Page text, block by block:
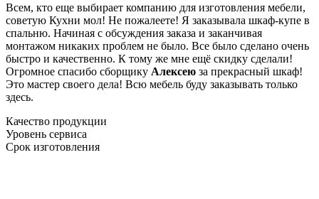
Всем, кто еще выбирает компанию для изготовления мебели,
советую Кухни мол! Не пожалеете! Я заказывала шкаф-купе в
спальню. Начиная с обсуждения заказа и заканчивая
монтажом никаких проблем не было. Все было сделано очень
быстро и качественно. К тому же мне ещё скидку сделали!
Огромное спасибо сборщику Алексею за прекрасный шкаф!
Это мастер своего дела! Всю мебель буду заказывать только
здесь.
Качество продукции
Уровень сервиса
Срок изготовления